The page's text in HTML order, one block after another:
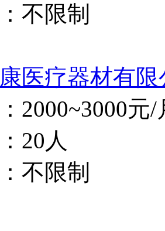
不限制
医疗器材有限
2000~3000元/
20人
不限制